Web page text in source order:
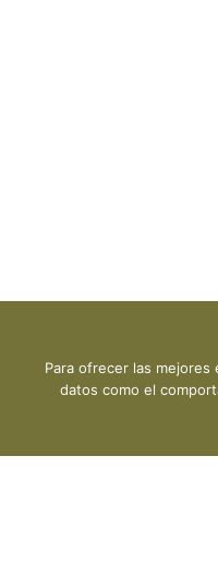
Para ofrecer las
datos como el